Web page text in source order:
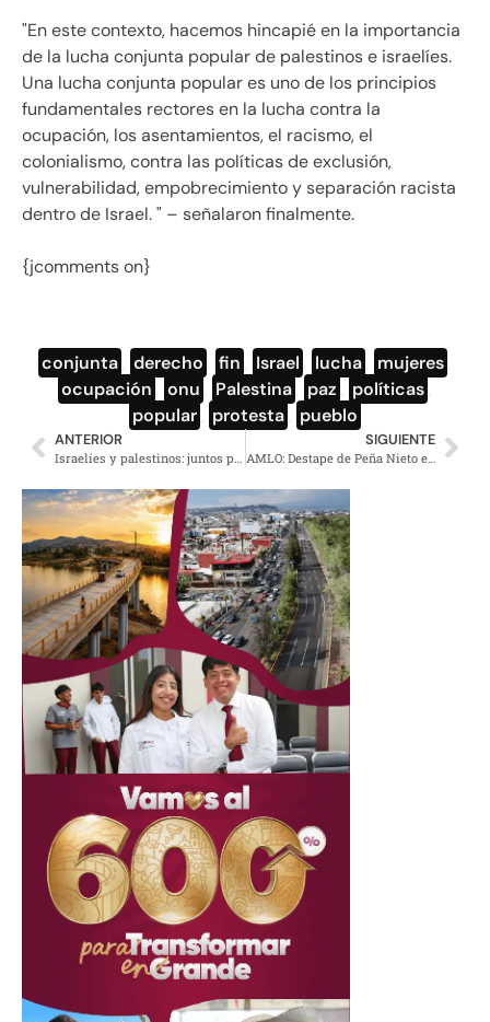
"En este contexto, hacemos hincapié en la importancia
de la lucha conjunta popular de palestinos e israelíes.
Una lucha conjunta popular es uno de los principios
fundamentales rectores en la lucha contra la
ocupación, los asentamientos, el racismo, el
colonialismo, contra las políticas de exclusión,
vulnerabilidad, empobrecimiento y separación racista
dentro de Israel. " – señalaron finalmente.
{jcomments on}
conjunta derecho fin Israel lucha mujeres
ocupación
onu Palestina paz políticas
popular
protesta pueblo
ANTERIOR SIGUIENTE
AMLO: Destape de Peña Nieto en Televisa, confirma ser el candidato de Salinas